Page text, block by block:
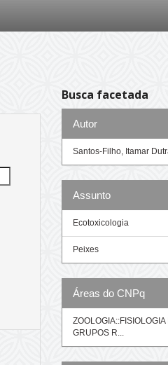
Busca facetada
Autor
Santos-Filho, Itamar
Assunto
Ecotoxicologia
Peixes
Áreas do CNPq
ZOOLOGIA::FISIOLOGIA
GRUPOS R...